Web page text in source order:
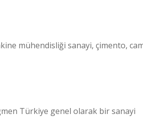
mühendisliği sanayi, çimento,
Türkiye genel olarak bir sanayi